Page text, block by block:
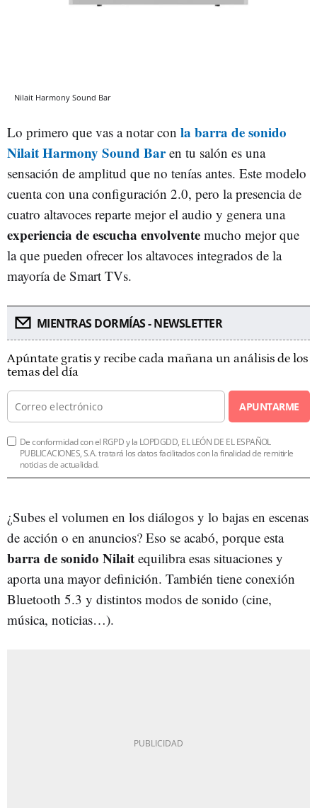
Nilait Harmony Sound Bar
Lo primero que vas a notar con la barra de sonido
Nilait Harmony Sound Bar en tu salón es una
sensación de amplitud que no tenías antes. Este modelo
cuenta con una configuración 2.0, pero la presencia de
cuatro altavoces reparte mejor el audio y genera una
experiencia de escucha envolvente mucho mejor que
la que pueden ofrecer los altavoces integrados de la
mayoría de Smart TVs.
MIENTRAS DORMÍAS - NEWSLETTER
Apúntate gratis y recibe cada mañana un análisis de los
temas del día
APUNTARME
De conformidad con el RGPD y la LOPDGDD, EL LEÓN DE EL ESPAÑOL
PUBLICACIONES, S.A. tratará los datos facilitados con la finalidad de remitirle
noticias de actualidad.
¿Subes el volumen en los diálogos y lo bajas en escenas
de acción o en anuncios? Eso se acabó, porque esta
barra de sonido Nilait equilibra esas situaciones y
aporta una mayor definición. También tiene conexión
Bluetooth 5.3 y distintos modos de sonido (cine,
música, noticias…).